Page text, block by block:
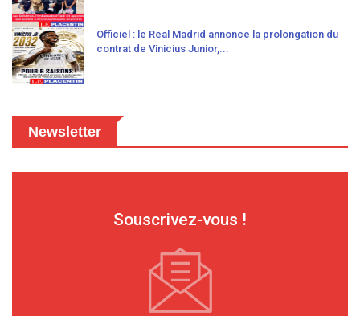
Officiel : le Real Madrid annonce la prolongation du
contrat de Vinicius Junior,...
Newsletter
Souscrivez-vous !